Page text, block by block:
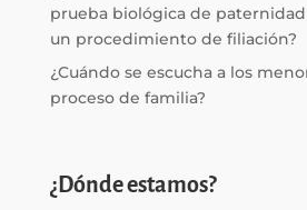
prueba biológica de
un procedimiento de filiación?
¿Cuándo se escucha a los
proceso de familia?
¿Dónde estamos?